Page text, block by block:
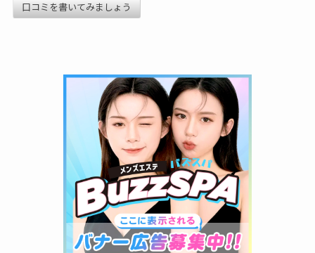
口コミを書いてみましょう